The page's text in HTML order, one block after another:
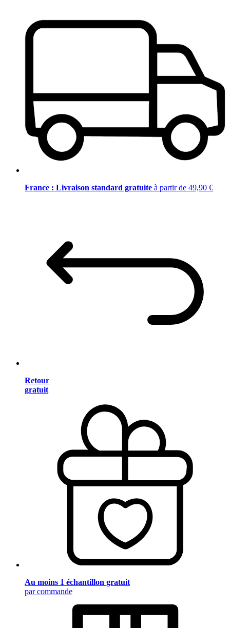
France : Livraison standard gratuite à partir de 49,90 €
Retour
gratuit
Au moins 1 échantillon gratuit
par commande